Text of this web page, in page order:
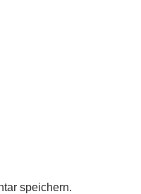
speichern.